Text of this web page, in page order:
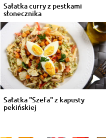
Sałatka curry z pestkami
słonecznika
Sałatka "Szefa" z kapusty
pekińskiej